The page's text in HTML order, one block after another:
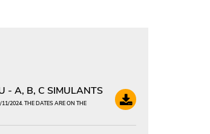
- A, B, C SIMULANTS
2024. THE DATES ARE ON THE